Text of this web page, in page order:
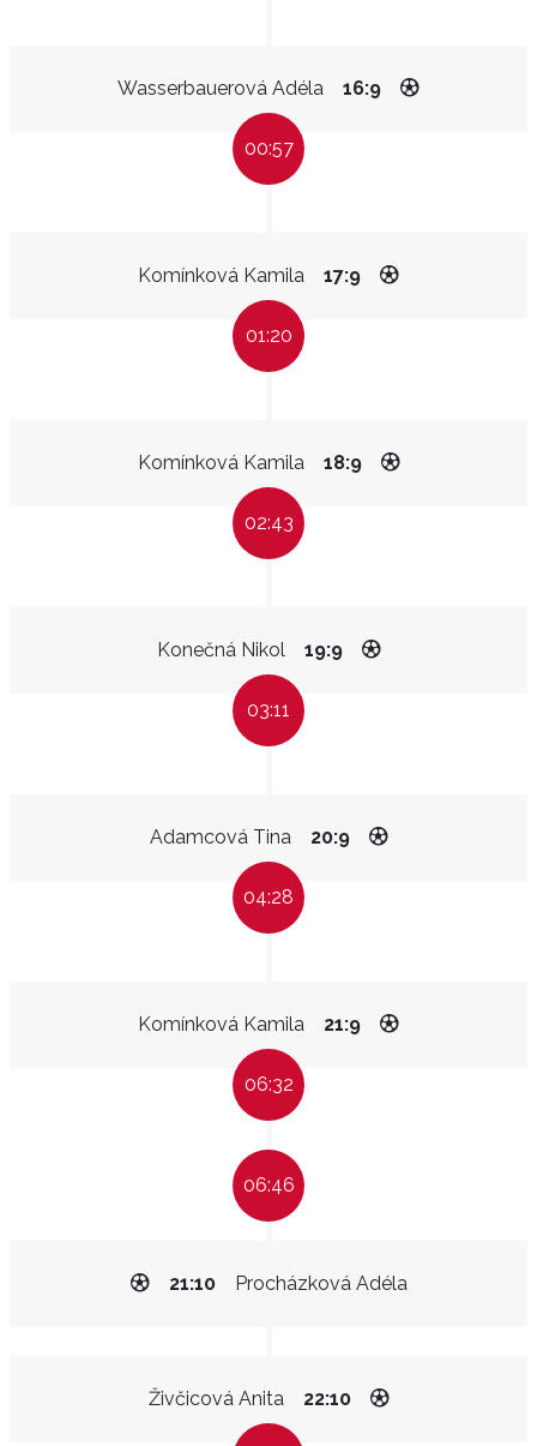
Wasserbauerová Adéla 16:9
00:57
Komínková Kamila 17:9
01:20
Komínková Kamila 18:9
02:43
Konečná Nikol 19:9
03:11
Adamcová Tina 20:9
04:28
Komínková Kamila 21:9
06:32
06:46
Procházková Adéla
21:10
Živčicová Anita 22:10